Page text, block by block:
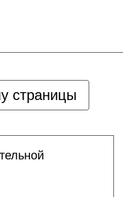
страницы